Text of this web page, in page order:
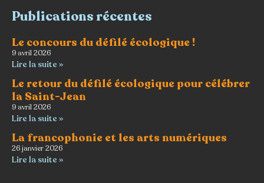
Publications récentes
Le concours du défilé écologique !
9 avril 2026
Lire la suite »
Le retour du défilé écologique pour célébrer
la Saint-Jean
9 avril 2026
Lire la suite »
La francophonie et les arts numériques
26 janvier 2026
Lire la suite »